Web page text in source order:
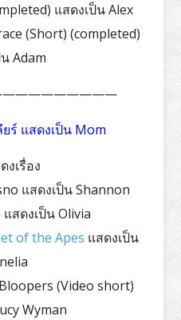
แสดงเป็น Alex
(Short) (completed)
Adam
ยร์ แสดงเป็น Mom
งเรื่อง
แสดงเป็น Shannon
สดงเป็น Olivia
of the Apes แสดงเป็น
(Video short)
Wyman